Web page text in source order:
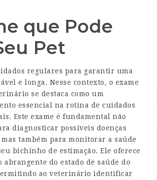
que Pode
Pet
regulares para garantir uma
e longa. Nesse contexto, o exame
se destaca como um
essencial na rotina de cuidados
Este exame é fundamental não
diagnosticar possíveis doenças
mas também para monitorar a saúde
bichinho de estimação. Ele oferece
abrangente do estado de saúde do
ao veterinário identificar